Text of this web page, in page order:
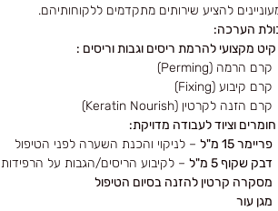
להציע שירותים מתקדמים ללקוחותיהם.
הערכה:
קיט מקצועי להרמת ריסים וגבות וריסים :
קרם הרמה (Perming)
קרם קיבוע (Fixing)
קרם הזנה לקרטין (Keratin Nourish)
חומרים וציוד לעבודה מדויקת:
פריימר 15 מ"ל
– לניקוי והכנת השערה לפני הטיפול
דבק שקוף 5 מ"ל
– לקיבוע הריסים/הגבות על הרפידות
מסקרה קרטין להזנה בסיום הטיפול
מגן עור